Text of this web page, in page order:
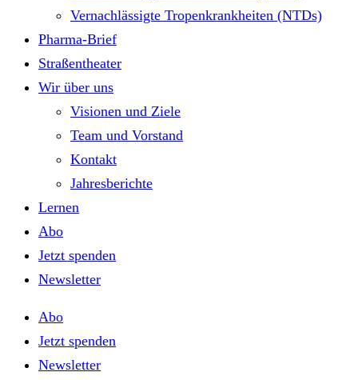
Vernachlässigte Tropenkrankheiten (NTDs)
Pharma-Brief
Straßentheater
Wir über uns
Visionen und Ziele
Team und Vorstand
Kontakt
Jahresberichte
Lernen
Abo
Jetzt spenden
Newsletter
Abo
Jetzt spenden
Newsletter